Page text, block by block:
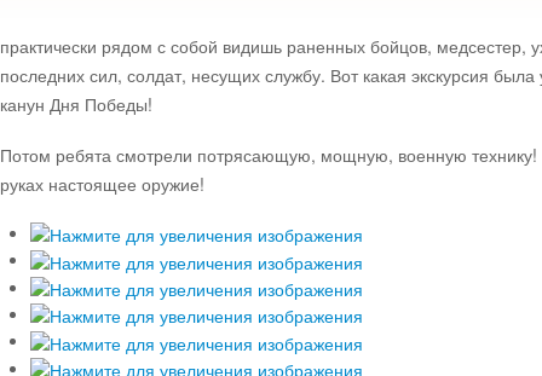
практически рядом с собой видишь раненных бойцов, медсестер,
последних сил, солдат, несущих службу. Вот какая экскурсия
канун Дня Победы!
Потом ребята смотрели потрясающую, мощную, военную
руках настоящее оружие!